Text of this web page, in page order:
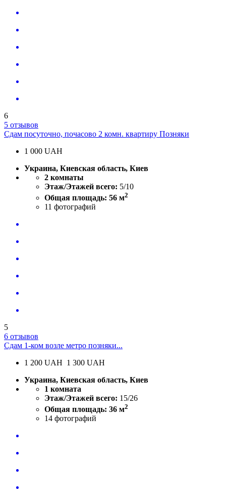
6
5 отзывов
Сдам посуточно, почасово 2 комн. квартиру Позняки
1 000 UAH
Украина, Киевская область, Киев
2 комнаты
Этаж/Этажей всего: 5/10
Общая площадь: 56 м2
11 фотографий
5
6 отзывов
Сдам 1-ком возле метро позняки...
1 200 UAH 1 300 UAH
Украина, Киевская область, Киев
1 комната
Этаж/Этажей всего: 15/26
Общая площадь: 36 м2
14 фотографий